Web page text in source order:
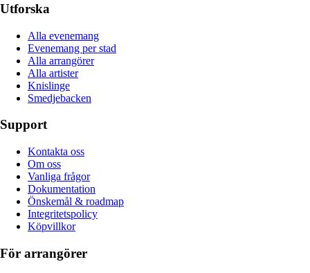
Utforska
Alla evenemang
Evenemang per stad
Alla arrangörer
Alla artister
Knislinge
Smedjebacken
Support
Kontakta oss
Om oss
Vanliga frågor
Dokumentation
Önskemål & roadmap
Integritetspolicy
Köpvillkor
För arrangörer